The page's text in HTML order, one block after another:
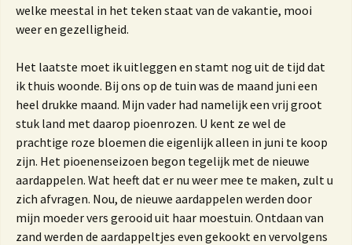
welke meestal in het teken staat van de vakantie, mooi
weer en gezelligheid.
Het laatste moet ik uitleggen en stamt nog uit de tijd dat
ik thuis woonde. Bij ons op de tuin was de maand juni een
heel drukke maand. Mijn vader had namelijk een vrij groot
stuk land met daarop pioenrozen. U kent ze wel de
prachtige roze bloemen die eigenlijk alleen in juni te koop
zijn. Het pioenenseizoen begon tegelijk met de nieuwe
aardappelen. Wat heeft dat er nu weer mee te maken, zult u
zich afvragen. Nou, de nieuwe aardappelen werden door
mijn moeder vers gerooid uit haar moestuin. Ontdaan van
zand werden de aardappeltjes even gekookt en vervolgens